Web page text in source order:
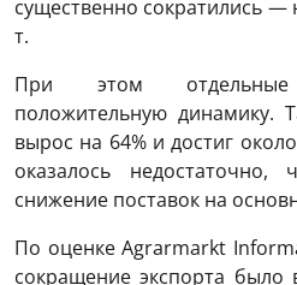
существенно сократились —
т.
При этом
положительную динамику.
вырос на 64% и достиг
оказалось недостаточно,
снижение поставок на
По оценке Agrarmarkt
сокращение экспорта